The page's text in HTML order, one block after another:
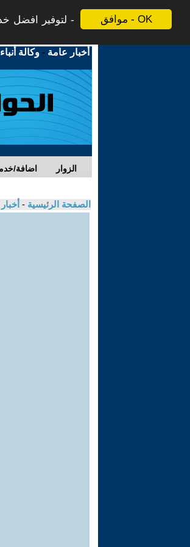
موافق - OK
لتوفير افضل
أخبار عامة -وكالة
اضافة/ الزوار
الصفحة الرئيسية -